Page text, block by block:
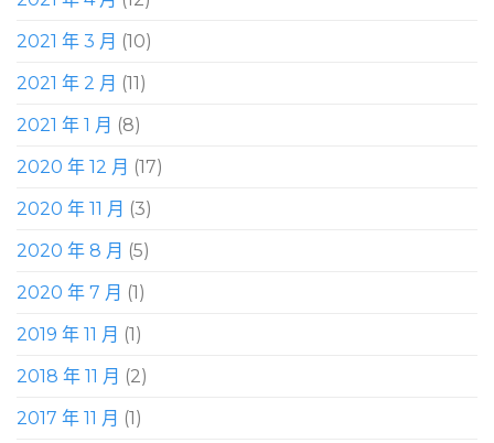
2021 年 3 月 (10)
2021 年 2 月 (11)
2021 年 1 月 (8)
2020 年 12 月 (17)
2020 年 11 月 (3)
2020 年 8 月 (5)
2020 年 7 月 (1)
2019 年 11 月 (1)
2018 年 11 月 (2)
2017 年 11 月 (1)